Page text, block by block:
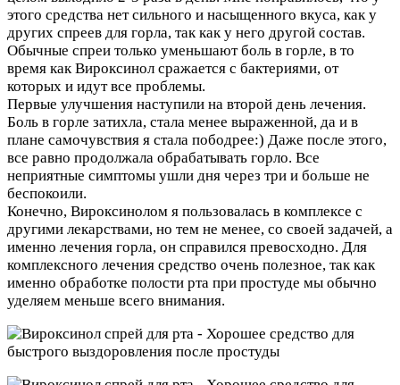
этого средства нет сильного и насыщенного вкуса, как у
других спреев для горла, так как у него другой состав.
Обычные спреи только уменьшают боль в горле, в то
время как Вироксинол сражается с бактериями, от
которых и идут все проблемы.
Первые улучшения наступили на второй день лечения.
Боль в горле затихла, стала менее выраженной, да и в
плане самочувствия я стала пободрее:) Даже после этого,
все равно продолжала обрабатывать горло. Все
неприятные симптомы ушли дня через три и больше не
беспокоили.
Конечно, Вироксинолом я пользовалась в комплексе с
другими лекарствами, но тем не менее, со своей задачей, а
именно лечения горла, он справился превосходно. Для
комплексного лечения средство очень полезное, так как
именно обработке полости рта при простуде мы обычно
уделяем меньше всего внимания.